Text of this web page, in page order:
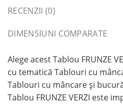
RECENZII (0)
DIMENSIUNI COMPARATE
Alege acest Tablou FRUNZE
cu tematică Tablouri cu
Tablouri cu mâncare și
Tablou FRUNZE VERZI este